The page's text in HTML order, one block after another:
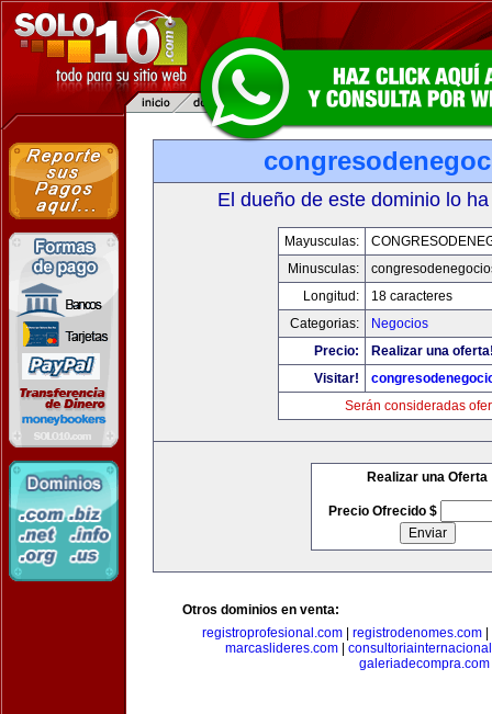
El dueño de este dominio lo
Mayusculas:
Minusculas:
Longitud:
18 caracteres
Categorias:
Negocios
Precio:
Realizar una
Visitar!
Serán consideradas
Realizar una Oferta
Precio Ofrecido $
Otros dominios en venta:
registroprofesional.com| registrodenomes.com|
marcaslideres.com
galeriadecompra.com